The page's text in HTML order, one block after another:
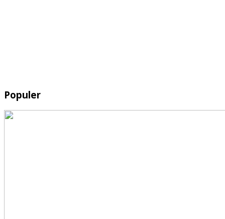
Populer